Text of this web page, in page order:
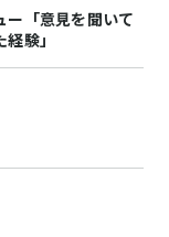
ー「意見を聞いて
験」